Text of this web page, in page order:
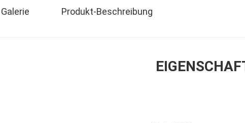
Galerie Produkt-Beschreibung